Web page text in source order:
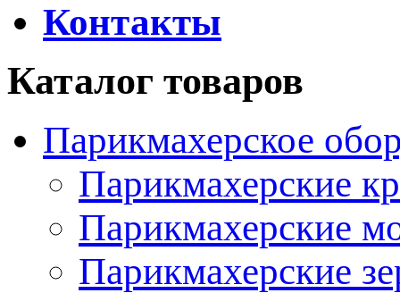
Контакты
Каталог товаров
Парикмахерское
Парикмахерские
Парикмахерские
Парикмахерские